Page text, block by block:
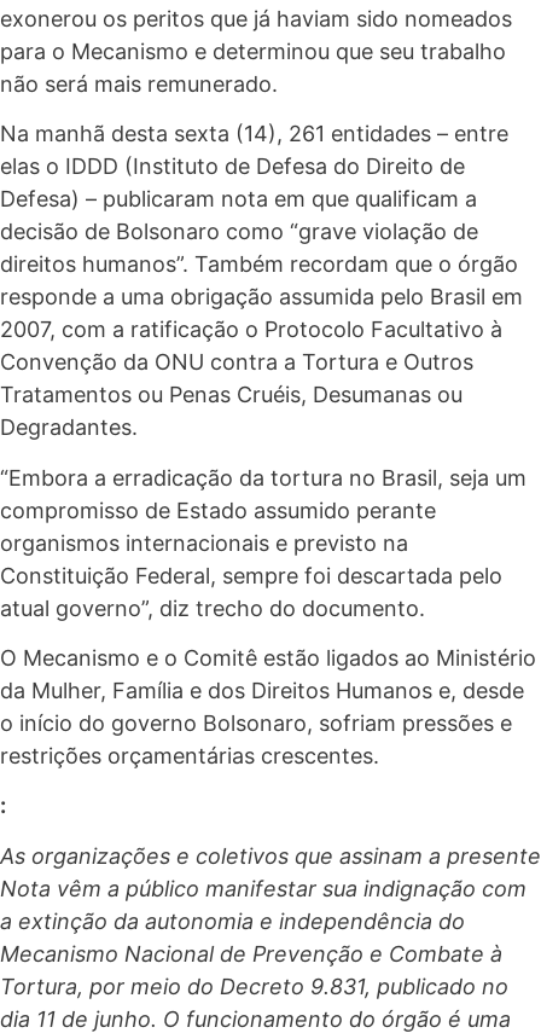
exonerou os peritos que já haviam sido nomeados
para o Mecanismo e determinou que seu trabalho
não será mais remunerado.
Na manhã desta sexta (14), 261 entidades – entre
elas o IDDD (Instituto de Defesa do Direito de
Defesa) – publicaram nota em que qualificam a
decisão de Bolsonaro como “grave violação de
direitos humanos”. Também recordam que o órgão
responde a uma obrigação assumida pelo Brasil em
2007, com a ratificação o Protocolo Facultativo à
Convenção da ONU contra a Tortura e Outros
Tratamentos ou Penas Cruéis, Desumanas ou
Degradantes.
“Embora a erradicação da tortura no Brasil, seja um
compromisso de Estado assumido perante
organismos internacionais e previsto na
Constituição Federal, sempre foi descartada pelo
atual governo”, diz trecho do documento.
O Mecanismo e o Comitê estão ligados ao Ministério
da Mulher, Família e dos Direitos Humanos e, desde
o início do governo Bolsonaro, sofriam pressões e
restrições orçamentárias crescentes.
:
As organizações e coletivos que assinam a presente
Nota vêm a público manifestar sua indignação com
a extinção da autonomia e independência do
Mecanismo Nacional de Prevenção e Combate à
Tortura, por meio do Decreto 9.831, publicado no
dia 11 de junho. O funcionamento do órgão é uma